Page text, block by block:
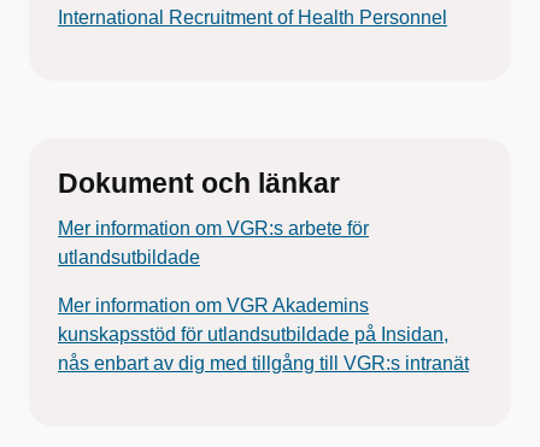
International Recruitment of Health Personnel
Dokument och länkar
Mer information om VGR:s arbete för
utlandsutbildade
Mer information om VGR Akademins
kunskapsstöd för utlandsutbildade på Insidan,
nås enbart av dig med tillgång till VGR:s intranät